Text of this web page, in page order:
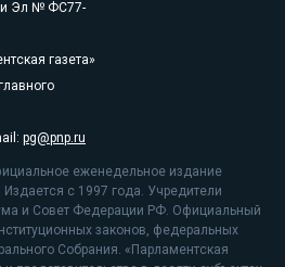
Эл № ФС77-
газета»
pg@pnp.ru
еженедельное издание
с 1997 года. Учредители
и Совет Федерации РФ. Официальный
законов, федеральных
Собрания. «Парламентская